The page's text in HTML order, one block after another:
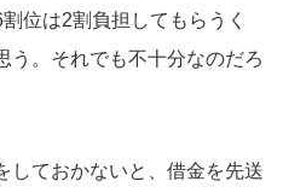
位は2割負担してもらうく
う。それでも不十分なのだろ
しておかないと、借金を先送